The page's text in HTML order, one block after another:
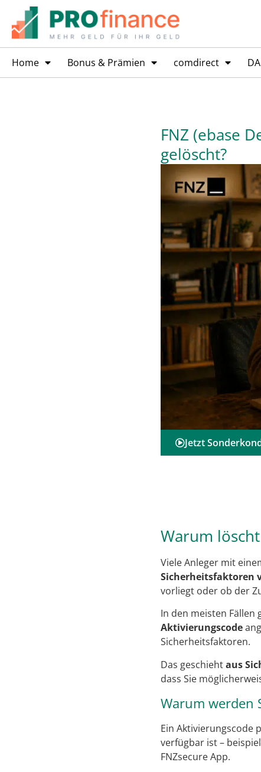
Home Bonus & Prämien comdirect
FNZ (ebase
gelöscht?
Jetzt
Warum
Viele Anleger mit
Sicherheitsfaktoren
vorliegt oder ob der
In den meisten Fällen
Aktivierungscode
Sicherheitsfaktoren.
Das geschiehtaus
dass Sie
Warum werden
Ein Aktivierungscode
verfügbar ist –
FNZsecure App.